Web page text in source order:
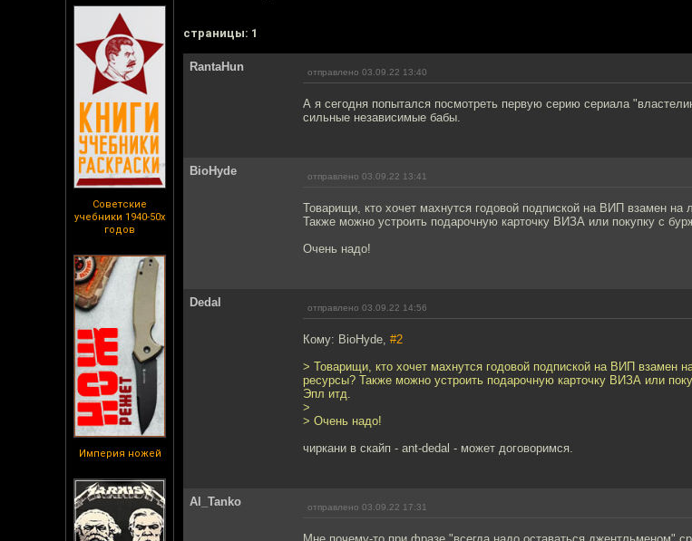
Советские
учебники 1940-50х
годов
Империя ножей
cтраницы: 1
RantaHun отправлено 03.09.22 13:40
А я сегодня попытался посмотреть первую серию сериала
сильные независимые бабы.
BioHyde отправлено 03.09.22 13:41
Товарищи, кто хочет махнутся годовой подпиской на ВИП взамен
Также можно устроить подарочную карточку ВИЗА или покупку с
Очень надо!
Dedal отправлено 03.09.22 14:56
Кому: BioHyde, #2
> Товарищи, кто хочет махнутся годовой подпиской на ВИП взамен
ресурсы? Также можно устроить подарочную карточку ВИЗА или
Эпл итд.
>
> Очень надо!
чиркани в скайп - ant-dedal - может договоримся.
Al_Tanko отправлено 03.09.22 17:31